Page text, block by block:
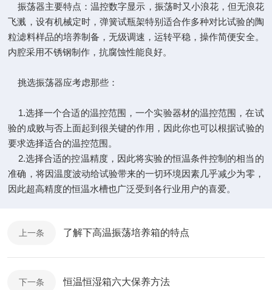
振荡器主要特点：温控数字显示，振荡时又小浪花，但无浪花
飞溅，设有机械定时，弹簧试瓶架特别适合作多种对比试验的陶
粒滤料样品的培养制备，无级调速，运转平稳，操作简便安全。
内腔采用不锈钢制作，抗腐蚀性能良好。
挑选振荡器应考虑那些：
1.选择一个合适的温控范围，一个实验器材的温控范围，在试
验的成败与否上面起到很关键的作用，因此你也可以根据试验的
要求选择适合的温控范围。
2.选择合适的控温精度，因此将实验的恒温条件控制的相当的
准确，将因温度波动给试验带来的一切环境因素几乎减少为零，
因此超高精度的恒温水槽也广泛受到各行业用户的喜爱。
上一条 了解下高温振荡培养箱的特点
下一条 恒温恒湿箱六大保养方法